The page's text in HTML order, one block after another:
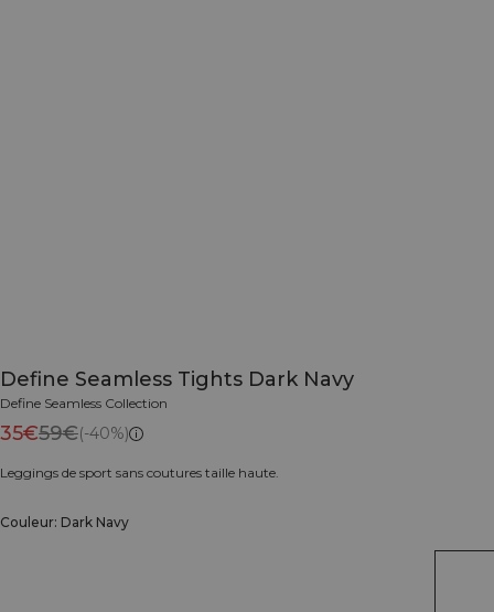
Define Seamless Tights Dark Navy
Define Seamless Collection
35€59€(-40%)
Leggings de sport sans coutures taille haute.
Couleur: Dark Navy